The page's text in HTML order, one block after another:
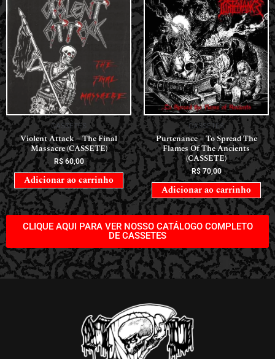
CASSETES
Violent Attack – The Final
Massacre (CASSETE)
R$60,00
Adicionar ao carrinho
CASSETES
Purtenance – To Spread The
Flames Of The Ancients
(CASSETE)
R$70,00
Adicionar ao carrinho
CLIQUE AQUI PARA VER NOSSO CATÁLOGO COMPLETO
DE CASSETES